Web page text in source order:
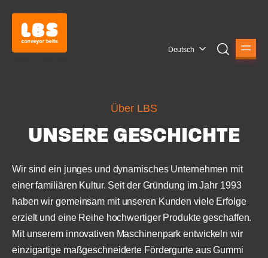
Deutsch
Über LBS
UNSERE GESCHICHTE
Wir sind ein junges und dynamisches Unternehmen mit
einer familiären Kultur. Seit der Gründung im Jahr 1993
haben wir gemeinsam mit unseren Kunden viele Erfolge
erzielt und eine Reihe hochwertiger Produkte geschaffen.
Mit unserem innovativen Maschinenpark entwickeln wir
einzigartige maßgeschneiderte Fördergurte aus Gummi